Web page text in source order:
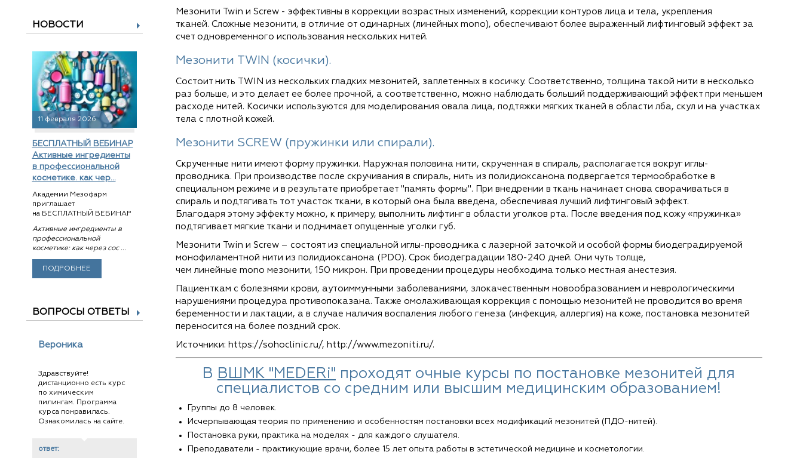
НОВОСТИ
11 февраля 2026
БЕСПЛАТНЫЙ ВЕБИНАР
Активные ингредиенты
в профессиональной
косметике. как чер...
Академии Мезофарм
приглашает
на БЕСПЛАТНЫЙ ВЕБИНАР
Активные ингредиенты в
профессиональной
косметике: как через сос ...
ПОДРОБНЕЕ
ВОПРОСЫ ОТВЕТЫ
Вероника
Здравствуйте!
дистанционно есть курс
по химическим
пилингам. Программа
курса понравилась.
Ознакомилась на сайте.
ответ:
Мезонити Twin и Screw - эффективны в коррекции возрастных изменений, коррекции контуров лица и тела, укрепления
тканей. Сложные мезонити, в отличие от одинарных (линейных mono), обеспечивают более выраженный лифтинговый эффект за
счет одновременного использования нескольких нитей.
Мезонити TWIN (косички).
Состоит нить TWIN из нескольких гладких мезонитей, заплетенных в косичку. Соответственно, толщина такой нити в несколько
раз больше, и это делает ее более прочной, а соответственно, можно наблюдать больший поддерживающий эффект при меньшем
расходе нитей. Косички используются для моделирования овала лица, подтяжки мягких тканей в области лба, скул и на участках
тела с плотной кожей.
Мезонити SCREW (пружинки или спирали).
Cкрученные нити имеют форму пружинки. Наружная половина нити, скрученная в спираль, располагается вокруг иглы-
проводника. При производстве после скручивания в спираль, нить из полидиоксанона подвергается термообработке в
специальном режиме и в результате приобретает "память формы". При внедрении в ткань начинает снова сворачиваться в
спираль и подтягивать тот участок ткани, в который она была введена, обеспечивая лучший лифтинговый эффект.
Благодаря этому эффекту можно, к примеру, выполнить лифтинг в области уголков рта. После введения под кожу «пружинка»
подтягивает мягкие ткани и поднимает опущенные уголки губ.
Мезонити Twin и Screw – состоят из специальной иглы-проводника с лазерной заточкой и особой формы биодеградируемой
монофиламентной нити из полидиоксанона (PDO). Срок биодеградации 180-240 дней. Они чуть толще,
чем линейные mono мезонити, 150 микрон. При проведении процедуры необходима только местная анестезия.
Пациенткам с болезнями крови, аутоиммунными заболеваниями, злокачественным новообразованием и неврологическими
нарушениями процедура противопоказана. Также омолаживающая коррекция с помощью мезонитей не проводится во время
беременности и лактации, а в случае наличия воспаления любого генеза (инфекция, аллергия) на коже, постановка мезонитей
переносится на более поздний срок.
Источники: https://sohoclinic.ru/, http://www.mezoniti.ru/.
В ВШМК "MEDERi" проходят очные курсы по постановке мезонитей для
специалистов со средним или высшим медицинским образованием!
Группы до 8 человек.
Исчерпывающая теория по применению и особенностям постановки всех модификаций мезонитей (ПДО-нитей).
Постановка руки, практика на моделях - для каждого слушателя.
Преподаватели - практикующие врачи, более 15 лет опыта работы в эстетической медицине и косметологии.